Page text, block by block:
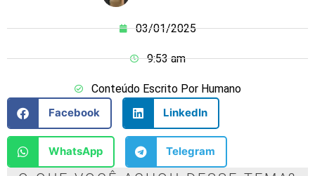
03/01/2025
9:53 am
Conteúdo Escrito Por Humano
Facebook
LinkedIn
WhatsApp Telegram